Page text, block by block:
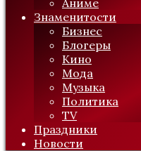
Аниме
Знаменитости
Бизнес
Блогеры
Кино
Мода
Музыка
Политика
TV
Праздники
Новости